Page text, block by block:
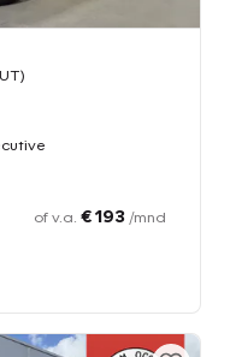
of v.a. € 193 /mnd